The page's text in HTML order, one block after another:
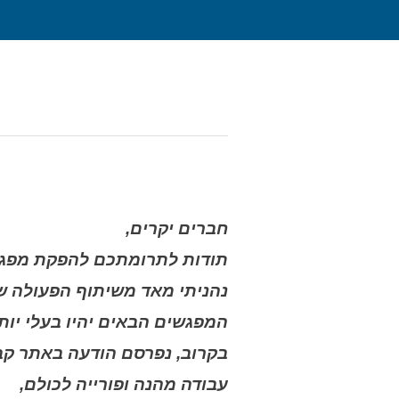
חברים יקרים,
תודות לתרומתכם להפקת
נהניתי מאד משיתוף הפעולה
המפגשים הבאים יהיו בעלי
בקרוב, נפרסם הודעה באתר
עבודה מהנה ופורייה לכולם,